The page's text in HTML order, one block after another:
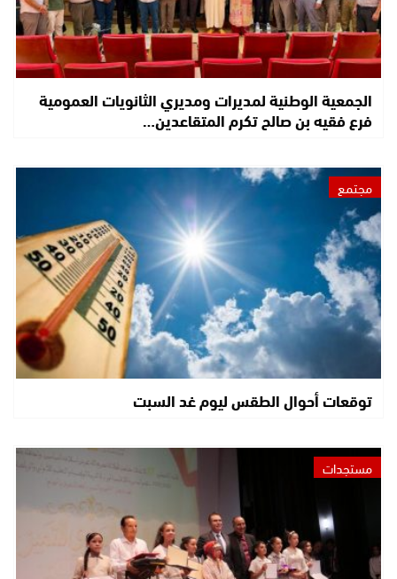
الجمعية الوطنية لمديرات ومديري الثانويات العمومية
فرع فقيه بن صالح تكرم المتقاعدين…
مجتمع
توقعات أحوال الطقس ليوم غد السبت
مستجدات